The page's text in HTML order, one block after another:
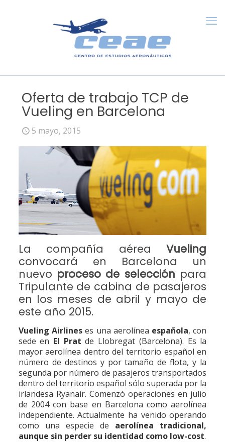
Oferta de trabajo TCP de
Vueling en Barcelona
5 mayo, 2015
La compañía aéreaVueling
convocará en Barcelona un
nuevo proceso de selección para
Tripulante de cabina de pasajeros
en los meses de abril y mayo de
este año 2015.
Vueling Airlines es una aerolínea española, con
sede en El Prat de Llobregat (Barcelona). Es la
mayor aerolínea dentro del territorio español en
número de destinos y por tamaño de flota, y la
segunda por número de pasajeros transportados
dentro del territorio español sólo superada por la
irlandesa Ryanair. Comenzó operaciones en julio
de 2004 con base en Barcelona como aerolínea
independiente. Actualmente ha venido operando
como una especie de aerolínea tradicional,
aunque sin perder su identidad como low-cost.